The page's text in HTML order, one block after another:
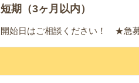
短期（3ヶ月以内）
開始日はご相談ください！ ★急